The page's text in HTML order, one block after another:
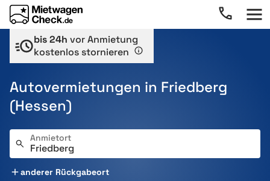
bis 24h vor Anmietung
kostenlos stornieren
Autovermietungen in Friedberg
(Hessen)
Anmietort
anderer Rückgabeort